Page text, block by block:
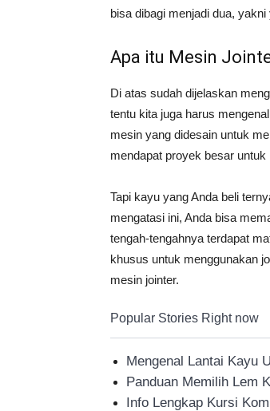
bisa dibagi menjadi dua,
Apa itu Mesin
Di atas sudah dijelaskan
tentu kita juga harus
mesin yang didesain untuk
mendapat proyek besar
Tapi kayu yang Anda beli
mengatasi ini, Anda bisa
tengah-tengahnya terdapat
khusus untuk menggunakan
mesin jointer.
Popular Stories Right now
Mengenal Lantai Kayu
Panduan Memilih Lem
Info Lengkap Kursi